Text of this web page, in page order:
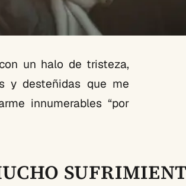
un halo de tristeza,
y desteñidas que me
innumerables “por